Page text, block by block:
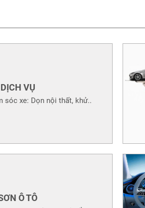
DỊCH VỤ
sóc xe: Dọn nội thất, khử..
Ô TÔ